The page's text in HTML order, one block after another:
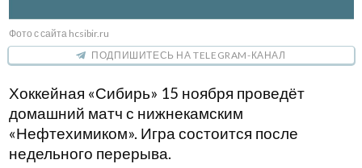
Фото с сайта hcsibir.ru
ПОДПИШИТЕСЬ НА TELEGRAM-КАНАЛ
Хоккейная «Сибирь» 15 ноября проведёт
домашний матч с нижнекамским
«Нефтехимиком». Игра состоится после
недельного перерыва.